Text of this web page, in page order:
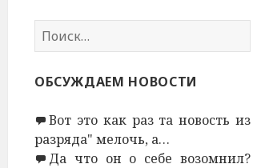
Н
а
т
:
ОБСУЖДАЕМ НОВОСТИ
Вот это как раз та новость из
разряда" мелочь, а…
Да что он о себе возомнил?